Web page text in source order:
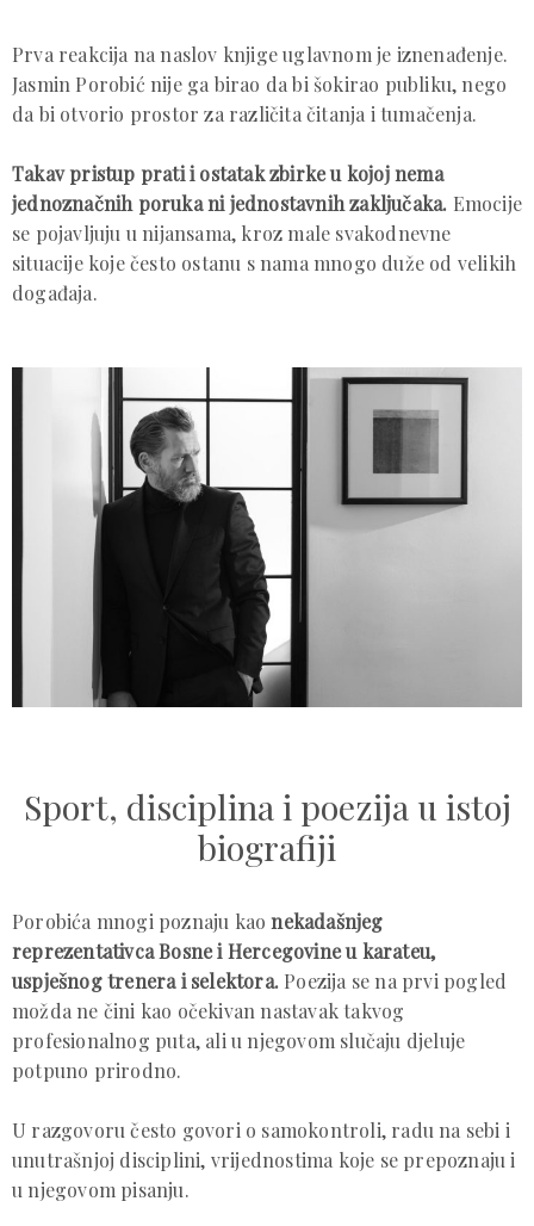
Prva reakcija na naslov knjige uglavnom je iznenađenje.
Jasmin Porobić nije ga birao da bi šokirao publiku, nego
da bi otvorio prostor za različita čitanja i tumačenja.
Takav pristup prati i ostatak zbirke u kojoj nema
jednoznačnih poruka ni jednostavnih zaključaka. Emocije
se pojavljuju u nijansama, kroz male svakodnevne
situacije koje često ostanu s nama mnogo duže od velikih
događaja.
Sport, disciplina i poezija u istoj
biografiji
Porobića mnogi poznaju kaonekadašnjeg
reprezentativca Bosne i Hercegovine u karateu,
uspješnog trenera i selektora. Poezija se na prvi pogled
možda ne čini kao očekivan nastavak takvog
profesionalnog puta, ali u njegovom slučaju djeluje
potpuno prirodno.
U razgovoru često govori o samokontroli, radu na sebi i
unutrašnjoj disciplini, vrijednostima koje se prepoznaju i
u njegovom pisanju.